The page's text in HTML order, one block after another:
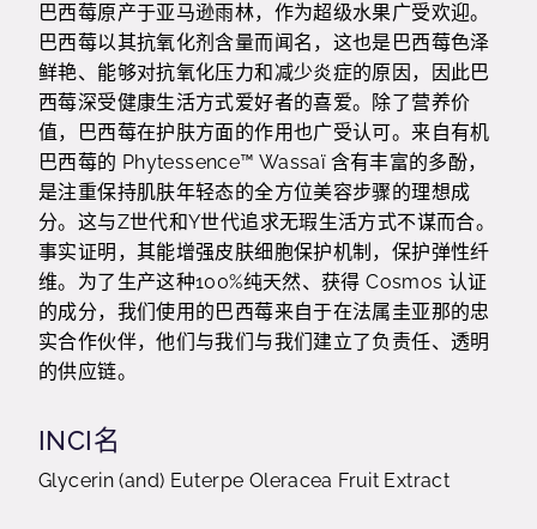
巴西莓原产于亚马逊雨林，作为超级水果广受欢迎。
巴西莓以其抗氧化剂含量而闻名，这也是巴西莓色泽
鲜艳、能够对抗氧化压力和减少炎症的原因，因此巴
西莓深受健康生活方式爱好者的喜爱。除了营养价
值，巴西莓在护肤方面的作用也广受认可。来自有机
巴西莓的 Phytessence™ Wassaï 含有丰富的多酚，
是注重保持肌肤年轻态的全方位美容步骤的理想成
分。这与Z世代和Y世代追求无瑕生活方式不谋而合。
事实证明，其能增强皮肤细胞保护机制，保护弹性纤
维。为了生产这种100%纯天然、获得 Cosmos 认证
的成分，我们使用的巴西莓来自于在法属圭亚那的忠
实合作伙伴，他们与我们与我们建立了负责任、透明
的供应链。
INCI名
Glycerin (and) Euterpe Oleracea Fruit Extract